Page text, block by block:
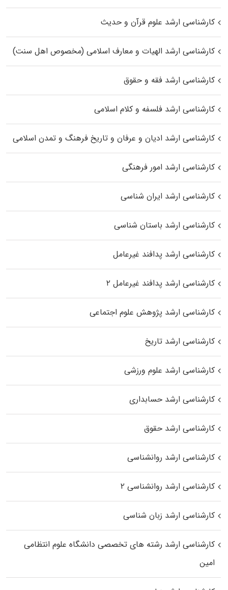
کارشناسی ارشد علوم قرآن و حدیث
کارشناسی ارشد الهیات و معارف اسلامی (مخصوص اهل سنت)
کارشناسی ارشد فقه و حقوق
کارشناسی ارشد فلسفه و کلام اسلامی
کارشناسی ارشد ادیان و عرفان و تاریخ فرهنگ و تمدن اسلامی
کارشناسی ارشد امور فرهنگی
کارشناسی ارشد ایران شناسی
کارشناسی ارشد باستان شناسی
کارشناسی ارشد پدافند غیرعامل
کارشناسی ارشد پدافند غیرعامل ۲
کارشناسی ارشد پژوهش علوم اجتماعی
کارشناسی ارشد تاریخ
کارشناسی ارشد علوم ورزشی
کارشناسی ارشد حسابداری
کارشناسی ارشد حقوق
کارشناسی ارشد روانشناسی
کارشناسی ارشد روانشناسی ۲
کارشناسی ارشد زبان شناسی
کارشناسی ارشد رﺷﺘﻪ ﻫﺎی تخصصی داﻧﺸﮕﺎه ﻋﻠﻮم انتظامی
اﻣﻴﻦ